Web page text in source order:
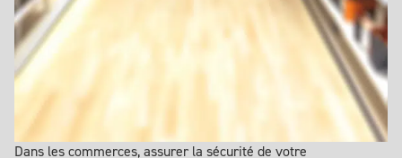
Dans les commerces, assurer la sécurité de votre